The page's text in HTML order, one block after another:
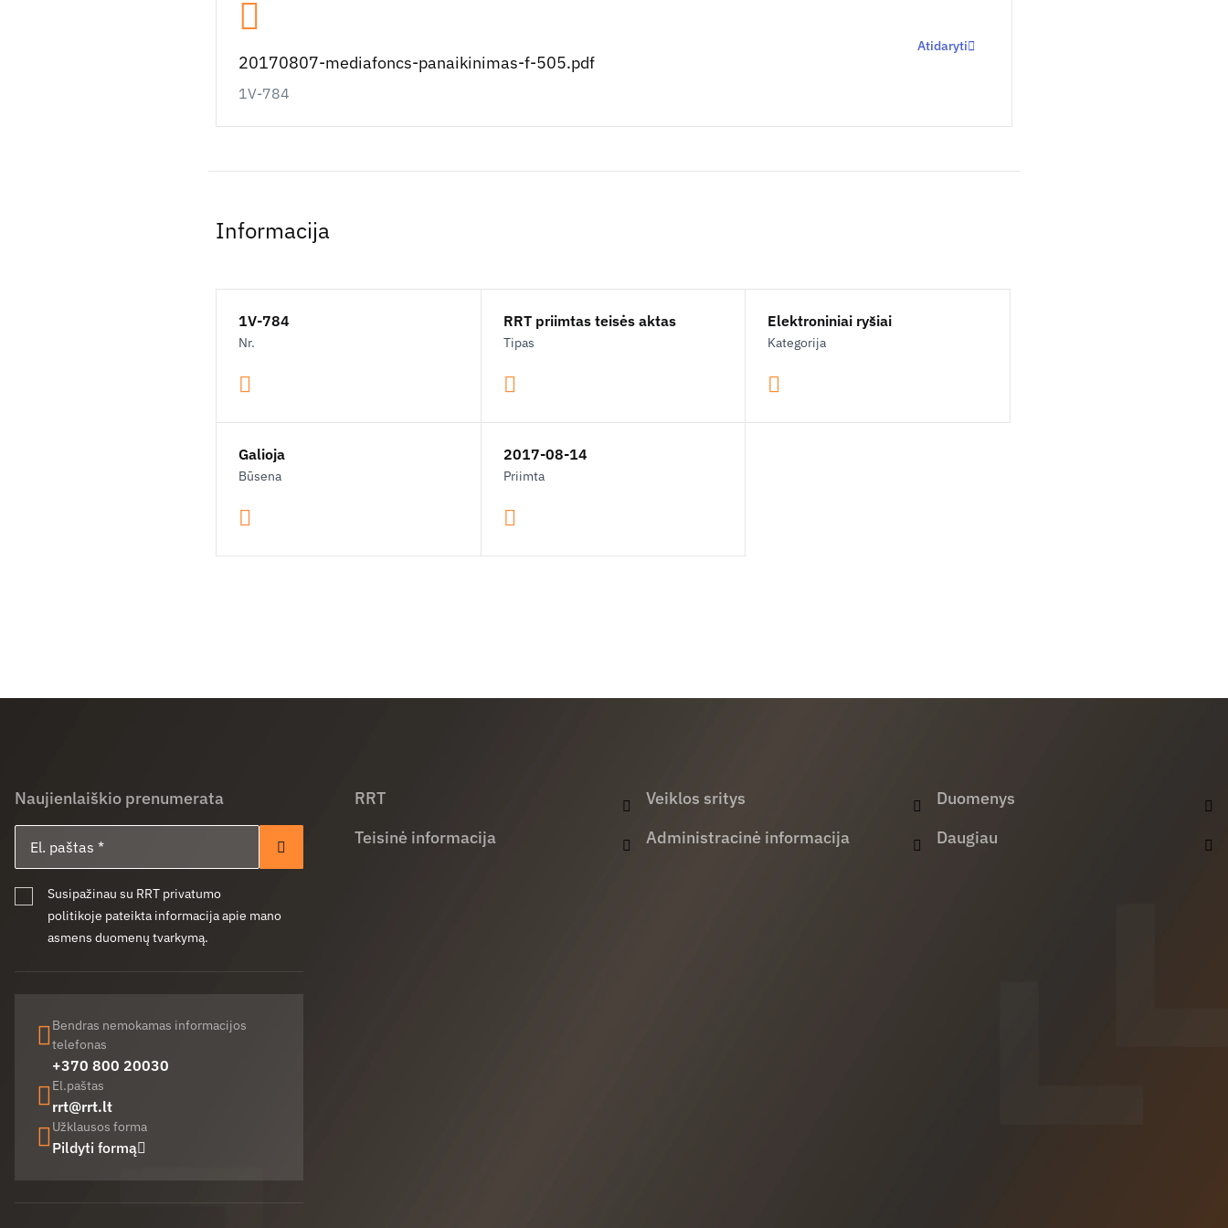
20170807-mediafoncs-panaikinimas-f-505.pdf
1V-784
Atidaryti
Informacija
1V-784
Nr.
RRT priimtas teisės aktas
Tipas
Elektroniniai ryšiai
Kategorija
Galioja
Būsena
2017-08-14
Priimta
Naujienlaiškio prenumerata
Prenumeruoti
Susipažinau su RRT privatumo
politikoje pateikta informacija apie mano
asmens duomenų tvarkymą.
Bendras nemokamas informacijos
telefonas
+370 800 20030
El.paštas
rrt@rrt.lt
Užklausos forma
Pildyti formą
RRT
Teisinė informacija
Veiklos sritys
Administracinė informacija
Duomenys
Daugiau